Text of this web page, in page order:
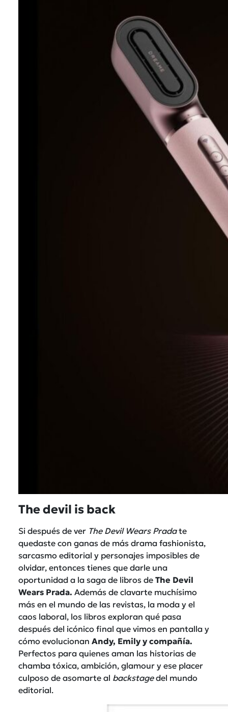
The devil is back
Si después de ver The Devil Wears Pradate
quedaste con ganas de más drama fashionista,
sarcasmo editorial y personajes imposibles de
olvidar, entonces tienes que darle una
oportunidad a la saga de libros de The Devil
Wears Prada. Además de clavarte muchísimo
más en el mundo de las revistas, la moda y el
caos laboral, los libros exploran qué pasa
después del icónico final que vimos en pantalla y
cómo evolucionan Andy, Emily y compañía.
Perfectos para quienes aman las historias de
chamba tóxica, ambición, glamour y ese placer
culposo de asomarte al backstagedel mundo
editorial.